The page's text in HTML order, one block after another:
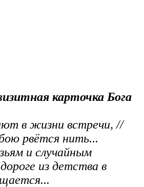
карточка Бога
в жизни встречи, //
рвётся нить...
и случайным
из детства в